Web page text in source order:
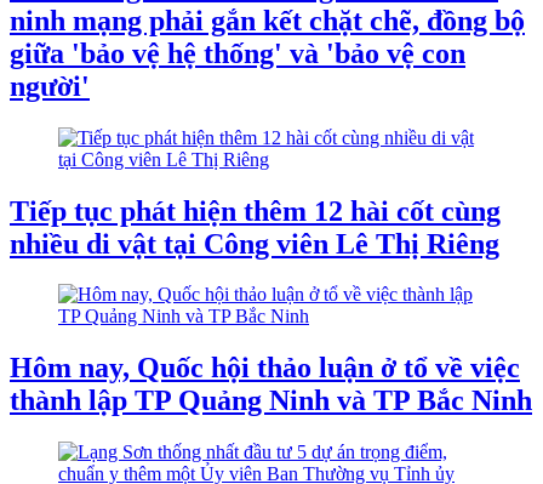
ninh mạng phải gắn kết chặt chẽ, đồng bộ
giữa 'bảo vệ hệ thống' và 'bảo vệ con
người'
Tiếp tục phát hiện thêm 12 hài cốt cùng
nhiều di vật tại Công viên Lê Thị Riêng
Hôm nay, Quốc hội thảo luận ở tổ về việc
thành lập TP Quảng Ninh và TP Bắc Ninh